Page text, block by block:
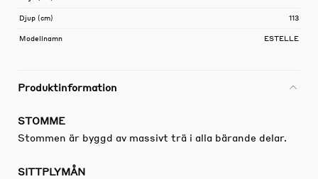
Djup (cm) 113
Modellnamn ESTELLE
Produktinformation
STOMME
Stommen är byggd av massivt trä i alla bärande delar.
SITTPLYMÅN